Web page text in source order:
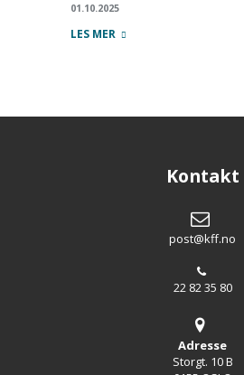
01.10.2025
LES MER
Kontakt
post@kff.no
22 82 35 80
Adresse
Storgt. 10 B